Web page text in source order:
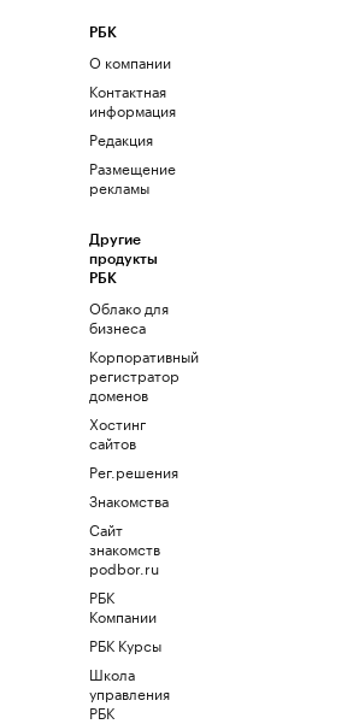
РБК
О компании
Контактная
информация
Редакция
Размещение
рекламы
Другие
продукты
РБК
Облако для
бизнеса
Корпоративный
регистратор
доменов
Хостинг
сайтов
Рег.решения
Знакомства
Сайт
знакомств
podbor.ru
РБК
Компании
РБК Курсы
Школа
управления
РБК